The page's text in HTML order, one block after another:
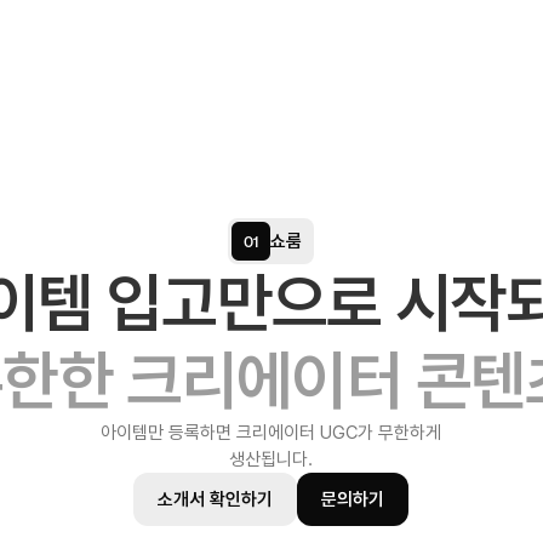
01 쇼룸
템 입고만으로 시작
한 크리에이터 콘텐
아이템만 등록하면 크리에이터 UGC가 무한하게
생산됩니다.
소개서 확인하기
문의하기